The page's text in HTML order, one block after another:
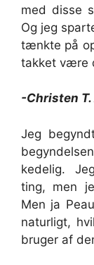
med disse
Og jeg
tænkte på
takket være
-Christen
Jeg
kedelig.
ting, men
Men ja
naturligt,
bruger af